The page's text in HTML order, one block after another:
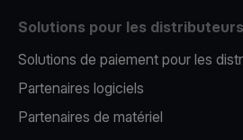
Solutions pour les
Solutions de paiement pour les
Partenaires logiciels
Partenaires de matériel